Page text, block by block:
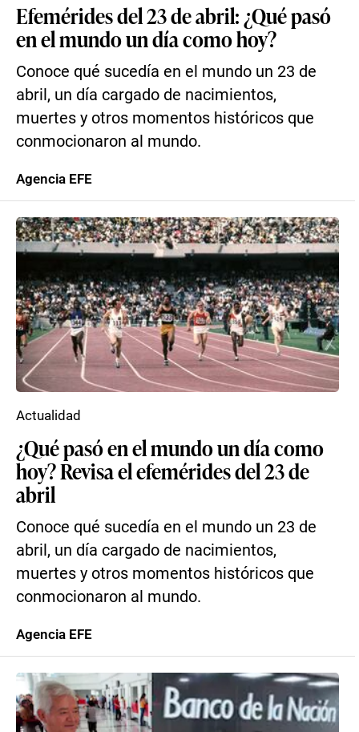
Efemérides del 23 de abril: ¿Qué pasó
en el mundo un día como hoy?
Conoce qué sucedía en el mundo un 23 de
abril, un día cargado de nacimientos,
muertes y otros momentos históricos que
conmocionaron al mundo.
Agencia EFE
¿Qué pasó en el mundo un día como
hoy? Revisa el efemérides del 23 de
abril
Conoce qué sucedía en el mundo un 23 de
abril, un día cargado de nacimientos,
muertes y otros momentos históricos que
conmocionaron al mundo.
Actualidad
Agencia EFE